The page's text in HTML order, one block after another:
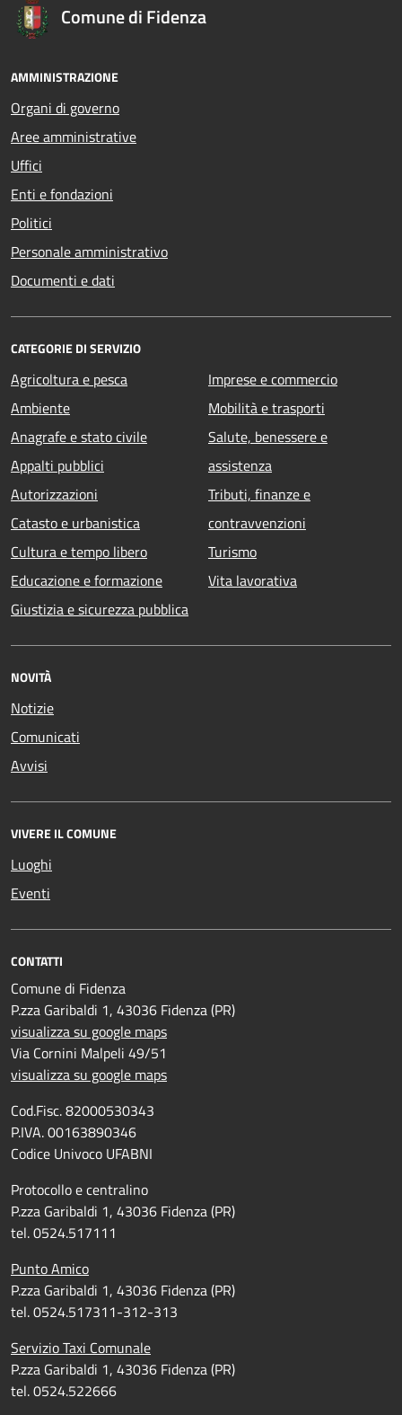
Comune di Fidenza
AMMINISTRAZIONE
Organi di governo
Aree amministrative
Uffici
Enti e fondazioni
Politici
Personale amministrativo
Documenti e dati
CATEGORIE DI SERVIZIO
Agricoltura e pesca
Ambiente
Anagrafe e stato civile
Appalti pubblici
Autorizzazioni
Catasto e urbanistica
Cultura e tempo libero
Educazione e formazione
Giustizia e sicurezza pubblica
Imprese e commercio
Mobilità e trasporti
Salute, benessere e
assistenza
Tributi, finanze e
contravvenzioni
Turismo
Vita lavorativa
NOVITÀ
Notizie
Comunicati
Avvisi
VIVERE IL COMUNE
Luoghi
Eventi
CONTATTI
Comune di Fidenza
P.zza Garibaldi 1, 43036 Fidenza (PR)
visualizza su google maps
Via Cornini Malpeli 49/51
visualizza su google maps
Cod.Fisc. 82000530343
P.IVA. 00163890346
Codice Univoco UFABNI
Protocollo e centralino
P.zza Garibaldi 1, 43036 Fidenza (PR)
tel. 0524.517111
Punto Amico
P.zza Garibaldi 1, 43036 Fidenza (PR)
tel. 0524.517311-312-313
Servizio Taxi Comunale
P.zza Garibaldi 1, 43036 Fidenza (PR)
tel. 0524.522666